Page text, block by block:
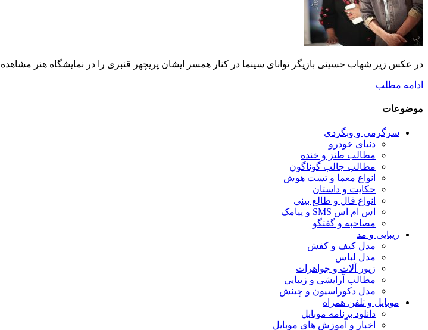
در عکس زیر شهاب حسینی بازیگر توانای سینما در کنار همسر ایشان پريچهر قنبری را در نمایشگاه هنر مشاهده
ادامه مطلب
موضوعات
سرگرمی و وبگردی
دنیای خودرو
مطالب طنز و خنده
مطالب جالب گوناگون
انواع معما و تست هوش
حکایت و داستان
انواع فال و طالع بینی
اس ام اس SMS و پیامک
مصاحبه و گفتگو
زیبایی و مد
مدل کیف و کفش
مدل لباس
زیور آلات و جواهرات
مطالب آرایشی و زیبایی
مدل دکوراسیون و چینش
موبایل و تلفن همراه
دانلود برنامه موبایل
اخبار و آموزش های موبایل